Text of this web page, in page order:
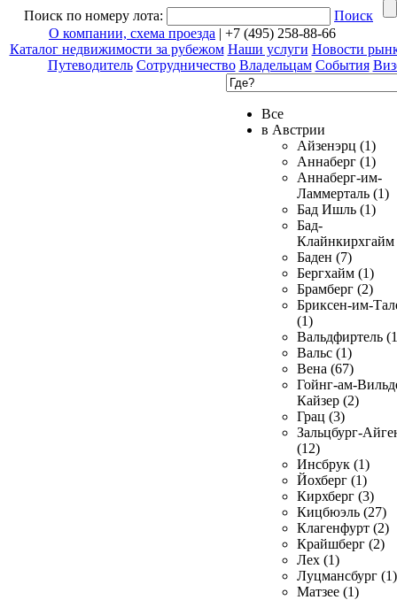
Поиск по номеру лота:
Поиск
О компании, схема проезда | +7 (495) 258-88-66
Каталог недвижимости за рубежом Наши услуги Новости
Путеводитель Сотрудничество Владельцам События
Все
в Австрии
Айзенэрц (1)
Аннаберг (1)
Аннаберг-им-
Ламмерталь (1)
Бад Ишль (1)
Бад-
Клайнкирхгайм
Баден (7)
Бергхайм (1)
Брамберг (2)
Бриксен-им-
(1)
Вальдфиртель
Вальс (1)
Вена (67)
Гойнг-ам-
Кайзер (2)
Грац (3)
Зальцбург-
(12)
Инсбрук (1)
Йохберг (1)
Кирхберг (3)
Кицбюэль (27)
Клагенфурт (2)
Крайшберг (2)
Лех (1)
Луцмансбург (1)
Матзее (1)